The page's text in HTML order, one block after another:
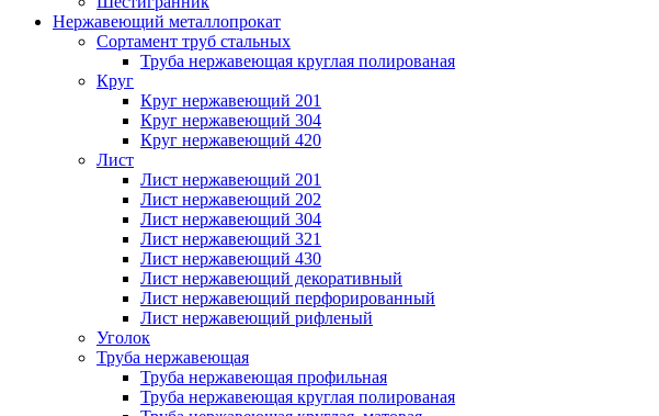
Нержавеющий металлопрокат
Сортамент труб стальных
Труба нержавеющая круглая полированая
Круг
Круг нержавеющий 201
Круг нержавеющий 304
Круг нержавеющий 420
Лист
Лист нержавеющий 201
Лист нержавеющий 202
Лист нержавеющий 304
Лист нержавеющий 321
Лист нержавеющий 430
Лист нержавеющий декоративный
Лист нержавеющий перфорированный
Лист нержавеющий рифленый
Уголок
Труба нержавеющая
Труба нержавеющая профильная
Труба нержавеющая круглая полированая